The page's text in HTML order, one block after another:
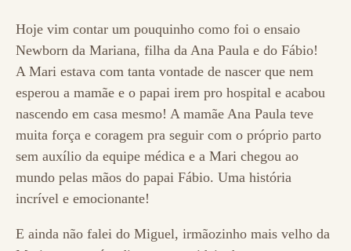
Hoje vim contar um pouquinho como foi o ensaio
Newborn da Mariana, filha da Ana Paula e do Fábio!
A Mari estava com tanta vontade de nascer que nem
esperou a mamãe e o papai irem pro hospital e acabou
nascendo em casa mesmo! A mamãe Ana Paula teve
muita força e coragem pra seguir com o próprio parto
sem auxílio da equipe médica e a Mari chegou ao
mundo pelas mãos do papai Fábio. Uma história
incrível e emocionante!
E ainda não falei do Miguel, irmãozinho mais velho da